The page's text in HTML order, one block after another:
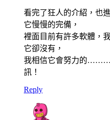
看完了狂人的介紹，也
它慢慢的完備，
裡面目前有許多軟體，
它卻沒有，
我相信它會努力的
訊！
Reply